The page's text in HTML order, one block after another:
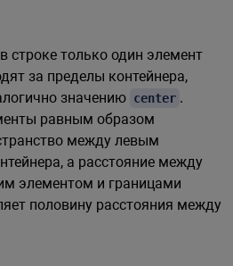
строке только один элемент
за пределы контейнера,
значению center .
равным образом
между левым
а расстояние между
элементом и границами
половину расстояния между